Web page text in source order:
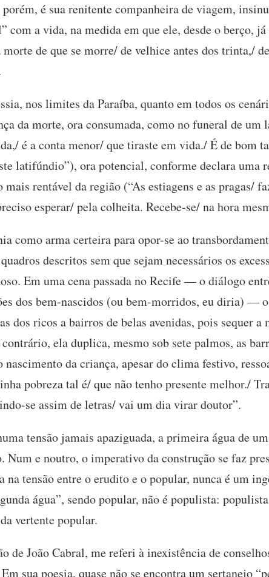
é sua renitente companheira de viagem,
com a vida, na medida em que ele, desde o berço,
de que se morre/ de velhice antes dos trinta,/
nos limites da Paraíba, quanto em todos os
da morte, ora consumada, como no funeral de um
é a conta menor/ que tiraste em vida./ É de bom
latifúndio”), ora potencial, conforme declara uma
rentável da região (“As estiagens e as pragas/
esperar/ pela colheita. Recebe-se/ na hora
como arma certeira para opor-se ao
descritos sem que sejam necessários os
Em uma cena passada no Recife — o diálogo
dos bem-nascidos (ou bem-morridos, eu diria) —
dos ricos a bairros de belas avenidas, pois sequer
ela duplica, mesmo sob sete palmos, as
nascimento da criança, apesar do clima festivo,
pobreza tal é/ que não tenho presente melhor./
se assim de letras/ vai um dia virar doutor”.
tensão jamais apaziguada, a primeira água de
Num e noutro, o imperativo da construção se faz
na tensão entre o erudito e o popular, nunca é um
água”, sendo popular, não é populista:
vertente popular.
de João Cabral, me referi à inexistência de
sua poesia, quase não se encontra um sertanejo